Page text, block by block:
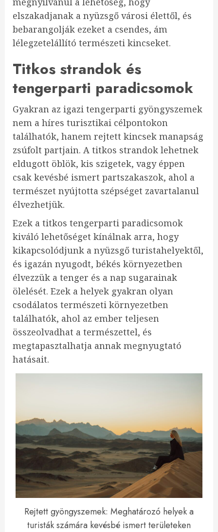
elszakadjanak a nyüzsgő városi élettől, és
bebarangolják ezeket a csendes, ám
lélegzetelállító természeti kincseket.
Titkos strandok és
tengerparti paradicsomok
Gyakran az igazi tengerparti gyöngyszemek
nem a híres turisztikai célpontokon
találhatók, hanem rejtett kincsek manapság
zsúfolt partjain. A titkos strandok lehetnek
eldugott öblök, kis szigetek, vagy éppen
csak kevésbé ismert partszakaszok, ahol a
természet nyújtotta szépséget zavartalanul
élvezhetjük.
Ezek a titkos tengerparti paradicsomok
kiváló lehetőséget kínálnak arra, hogy
kikapcsolódjunk a nyüzsgő turistahelyektől,
és igazán nyugodt, békés környezetben
élvezzük a tenger és a nap sugarainak
ölelését. Ezek a helyek gyakran olyan
csodálatos természeti környezetben
találhatók, ahol az ember teljesen
összeolvadhat a természettel, és
megtapasztalhatja annak megnyugtató
hatásait.
Rejtett gyöngyszemek: Meghatározó helyek a
turisták számára kevésbé ismert területeken